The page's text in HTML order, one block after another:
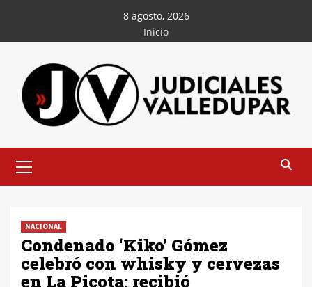
contenido
8 agosto, 2026
Inicio
principal
NACIONAL
Condenado ‘Kiko’ Gómez
celebró con whisky y cervezas
en La Picota: recibió